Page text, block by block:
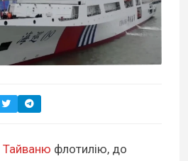
Тайваню флотилію, до